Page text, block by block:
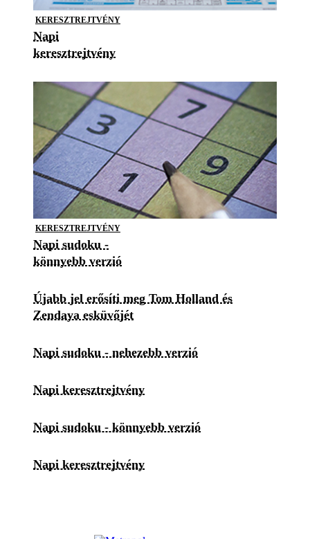
KERESZTREJTVÉNY
Napi
keresztrejtvény
KERESZTREJTVÉNY
Napi sudoku -
könnyebb verzió
Újabb jel erősíti meg Tom Holland és
Zendaya esküvőjét
Napi sudoku - nehezebb verzió
Napi keresztrejtvény
Napi sudoku - könnyebb verzió
Napi keresztrejtvény